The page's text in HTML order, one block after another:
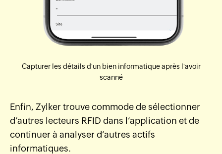
Capturer les détails d'un bien informatique après l'avoir
scanné
Enfin, Zylker trouve commode de sélectionner
d’autres lecteurs RFID dans l’application et de
continuer à analyser d’autres actifs
informatiques.